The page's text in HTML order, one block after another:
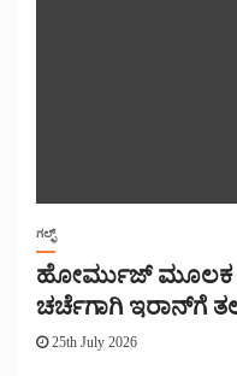
ಗಲ್ಫ್
ಹೋರ್ಮುಜ್ ಮೂಲಕ
ಚರ್ಚೆಗಾಗಿ ಇರಾನ್‌ಗೆ
25th July 2026